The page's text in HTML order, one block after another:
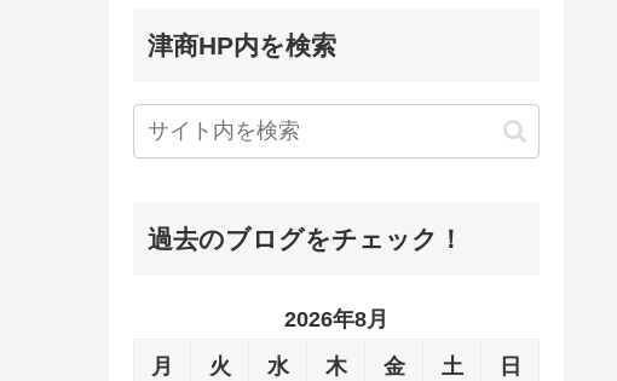
津商HP内を検索
過去のブログをチェック！
2026年8月
月
火 水 木 金 土
日